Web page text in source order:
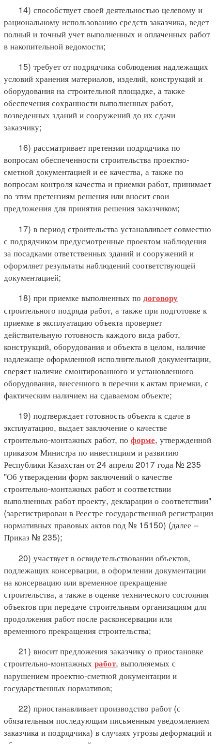
14) способствует своей деятельностью целевому и
рациональному использованию средств заказчика, ведет
полный и точный учет выполненных и оплаченных работ
в накопительной ведомости;
15) требует от подрядчика соблюдения надлежащих
условий хранения материалов, изделий, конструкций и
оборудования на строительной площадке, а также
обеспечения сохранности выполненных работ,
возведенных зданий и сооружений до их сдачи
заказчику;
16) рассматривает претензии подрядчика по
вопросам обеспеченности строительства проектно-
сметной документацией и ее качества, а также по
вопросам контроля качества и приемки работ, принимает
по этим претензиям решения или вносит свои
предложения для принятия решения заказчиком;
17) в период строительства устанавливает совместно
с подрядчиком предусмотренные проектом наблюдения
за посадками ответственных зданий и сооружений и
оформляет результаты наблюдений соответствующей
документацией;
18) при приемке выполненных по договору
строительного подряда работ, а также при подготовке к
приемке в эксплуатацию объекта проверяет
действительную готовность каждого вида работ,
конструкций, оборудования и объекта в целом, наличие
надлежаще оформленной исполнительной документации,
сверяет наличие смонтированного и установленного
оборудования, внесенного в перечни к актам приемки, с
фактическим наличием на сдаваемом объекте;
19) подтверждает готовность объекта к сдаче в
эксплуатацию, выдает заключение о качестве
строительно-монтажных работ, по форме, утвержденной
приказом Министра по инвестициям и развитию
Республики Казахстан от 24 апреля 2017 года № 235
"Об утверждении форм заключений о качестве
строительно-монтажных работ и соответствии
выполненных работ проекту, декларации о соответствии"
(зарегистрирован в Реестре государственной регистрации
нормативных правовых актов под № 15150) (далее –
Приказ № 235);
20) участвует в освидетельствовании объектов,
подлежащих консервации, в оформлении документации
на консервацию или временное прекращение
строительства, а также в оценке технического состояния
объектов при передаче строительным организациям для
продолжения работ после расконсервации или
временного прекращения строительства;
21) вносит предложения заказчику о приостановке
строительно-монтажных работ, выполняемых с
нарушением проектно-сметной документации и
государственных нормативов;
22) приостанавливает производство работ (с
обязательным последующим письменным уведомлением
заказчика и подрядчика) в случаях угрозы деформаций и